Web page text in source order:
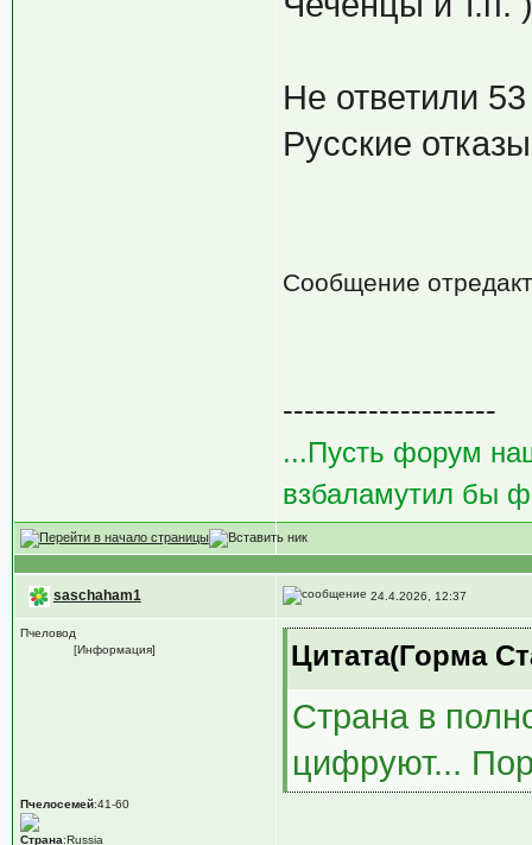
Не ответили
Русские
Сообщение
--------------------
...Пусть форум
взбаламутил бы
saschaham1 24.4.2026, 12:37
Пчеловод
[Информация]
Пчелосемей:41-60
Страна:Russia
Цитата(Горма
Страна в
цифруют...